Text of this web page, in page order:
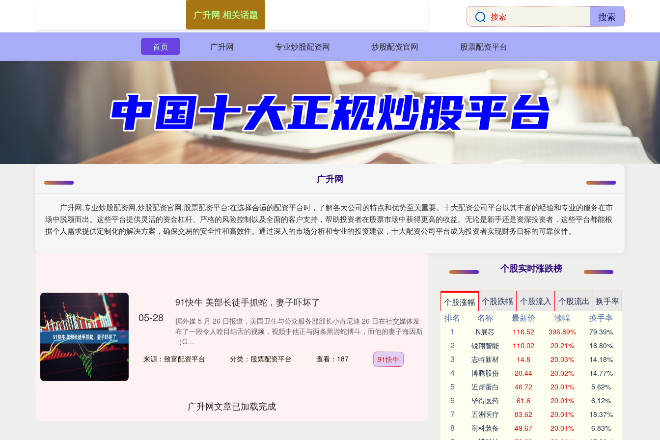
搜索
首页 广升网 专业炒股配资网 炒股配资官网 股票配资平台
广升网
广升网,专业炒股配资网,炒股配资官网,股票配资平台:在选择合适的配资平台时，了解各大公司的特点和优势至关重要。十大配资公司平台以其丰富的经验和专业的服务在市
场中脱颖而出。这些平台提供灵活的资金杠杆、严格的风险控制以及全面的客户支持，帮助投资者在股票市场中获得更高的收益。无论是新手还是资深投资者，这些平台都能根
据个人需求提供定制化的解决方案，确保交易的安全性和高效性。通过深入的市场分析和专业的投资建议，十大配资公司平台成为投资者实现财务目标的可靠伙伴。
广升网 相关话题
05-28
91快牛 美部长徒手抓蛇，妻子吓坏了
据外媒 5 月 26 日报道，美国卫生与公众服务部部长小肯尼迪 26 日在社交媒体发
布了一段令人瞠目结舌的视频，视频中他正与两条黑游蛇搏斗，而他的妻子海因斯
（C....
来源：致富配资平台
分类：股票配资平台 查看：187 91快牛
广升网文章已加载完成
个股实时涨跌榜
个股涨幅 个股跌幅 个股流入 个股流出
换手率
排名
名称 最新价 涨幅
换手率
1
N展芯 116.52 396.89% 79.39%
2 锐翔智能 110.02 20.21% 16.80%
3 志特新材 14.8 20.03% 14.18%
4 博腾股份 20.44 20.02% 14.77%
5 近岸蛋白 46.72 20.01% 5.62%
6 毕得医药 61.6 20.01% 6.12%
7 五洲医疗 83.62 20.01% 18.37%
8 耐科装备 49.67 20.01% 6.83%